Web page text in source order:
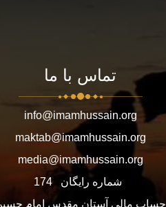
تماس با ما
info@imamhussain.org
maktab@imamhussain.org
media@imamhussain.org
شماره رایگان
174
حساب مالی آستان مقدس امام